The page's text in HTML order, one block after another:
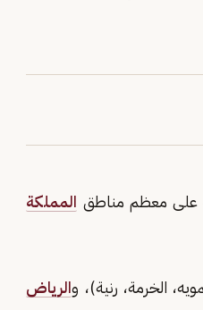
على معظم مناطق المملكة
الخرمة، رنية)، والرياض